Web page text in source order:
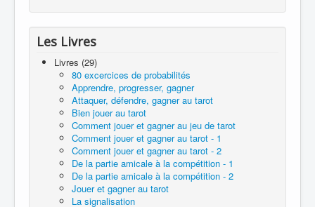
Les Livres
Livres (29)
80 excercices de probabilités
Apprendre, progresser, gagner
Attaquer, défendre, gagner au tarot
Bien jouer au tarot
Comment jouer et gagner au jeu de tarot
Comment jouer et gagner au tarot - 1
Comment jouer et gagner au tarot - 2
De la partie amicale à la compétition - 1
De la partie amicale à la compétition - 2
Jouer et gagner au tarot
La signalisation